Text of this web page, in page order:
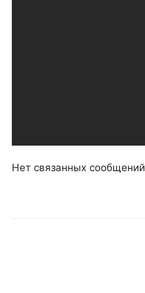
Нет связанных сообщений